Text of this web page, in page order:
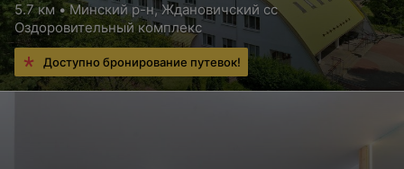
5.7 км • Минский р-н, Ждановичский сс
Оздоровительный комплекс
Доступно бронирование путевок!